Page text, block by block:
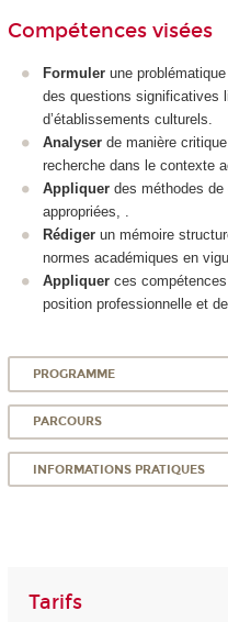
Compétences visées
Formuler une
des questions significatives
d’établissements culturels.
Analyser de manière
recherche dans le contexte
Appliquer des méthodes de
appropriées, .
Rédiger un mémoire
normes académiques en
Appliquer ces
position professionnelle et
PROGRAMME
PARCOURS
INFORMATIONS PRATIQUES
Tarifs